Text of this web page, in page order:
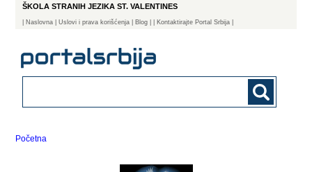
ŠKOLA STRANIH JEZIKA ST. VALENTINES
Naslovna | Uslovi i prava korišćenja Blog | Kontaktirajte Portal Srbija |
Početna